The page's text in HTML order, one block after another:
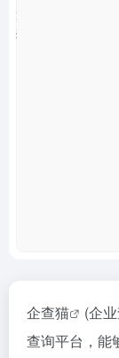
企查猫 (企
查询平台，能